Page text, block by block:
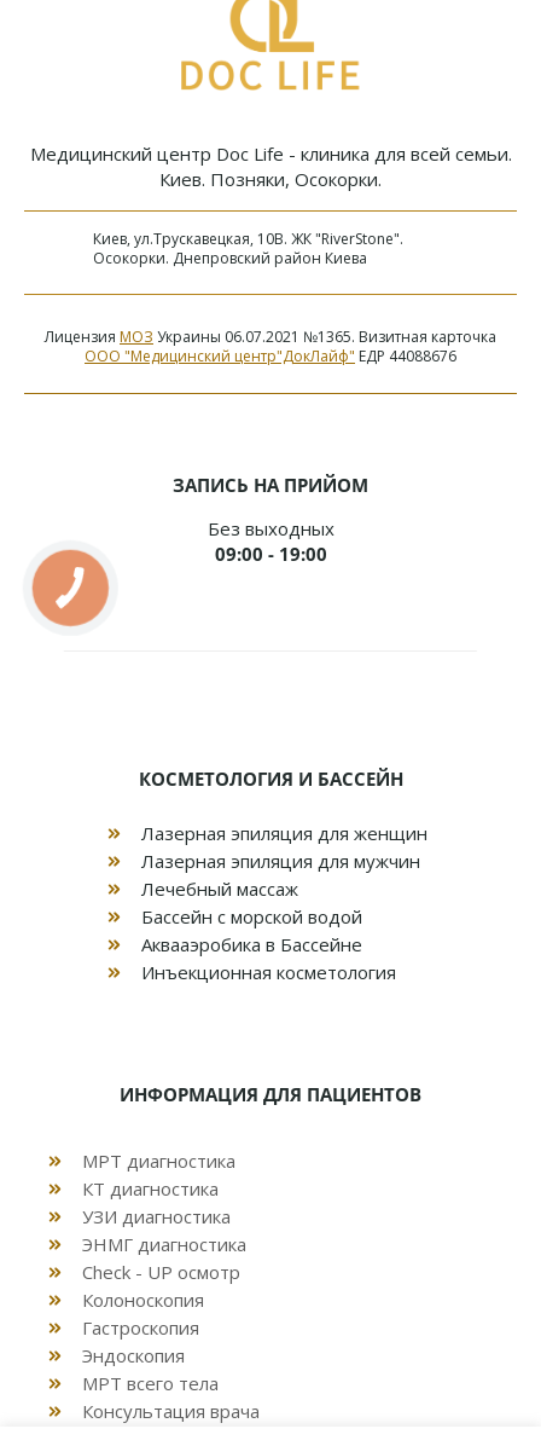
Медицинский центр Doc Life - клиника для всей семьи.
Киев. Позняки, Осокорки.
Киев, ул.Трускавецкая, 10В. ЖК "RiverStone".
Осокорки. Днепровский район Киева
Лицензия МОЗ Украины 06.07.2021 №1365. Визитная карточка
ООО "Медицинский центр"ДокЛайф" ЕДР 44088676
ЗАПИСЬ НА ПРИЙОМ
Без выходных
09:00 - 19:00
КОСМЕТОЛОГИЯ И БАССЕЙН
Лазерная эпиляция для женщин
Лазерная эпиляция для мужчин
Лечебный массаж
Бассейн с морской водой
Аквааэробика в Бассейне
Инъекционная косметология
ИНФОРМАЦИЯ ДЛЯ ПАЦИЕНТОВ
МРТ диагностика
КТ диагностика
УЗИ диагностика
ЭНМГ диагностика
Check - UP осмотр
Колоноскопия
Гастроскопия
Эндоскопия
МРТ всего тела
Консультация врача